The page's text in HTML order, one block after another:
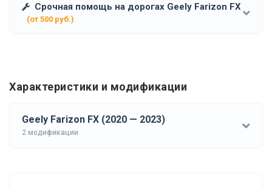
Срочная помощь на дорогах Geely Farizon FX
(от 500 руб.)
Характеристики и модификации
Geely Farizon FX (2020 — 2023)
2 модификации